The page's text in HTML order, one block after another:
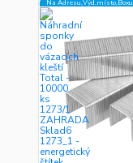
Na Adresu,Výd.místo,Boxu